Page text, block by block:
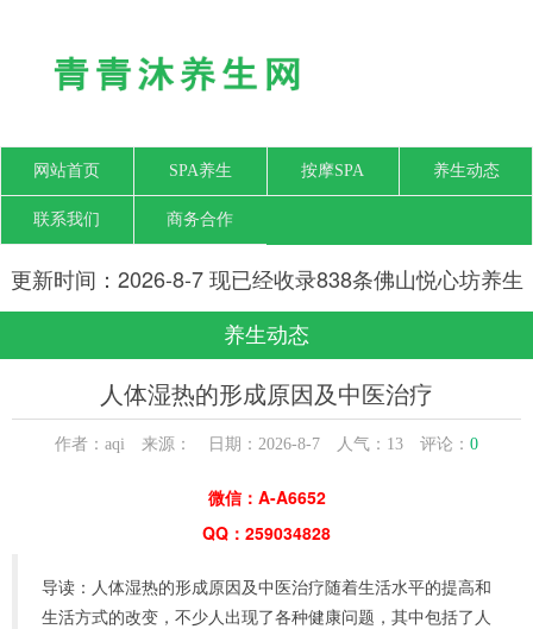
网站首页 SPA养生 按摩SPA 养生动态
联系我们 商务合作
更新时间：2026-8-7 现已经收录838条佛山悦心坊养生
网信息
养生动态
人体湿热的形成原因及中医治疗
作者：aqi 来源： 日期：2026-8-7 人气： 13 评论： 0
微信：A-A6652
QQ：259034828
导读：人体湿热的形成原因及中医治疗随着生活水平的提高和
生活方式的改变，不少人出现了各种健康问题，其中包括了人